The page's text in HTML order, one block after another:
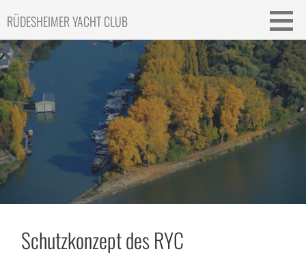
content
RÜDESHEIMER YACHT CLUB
Schutzkonzept des RYC